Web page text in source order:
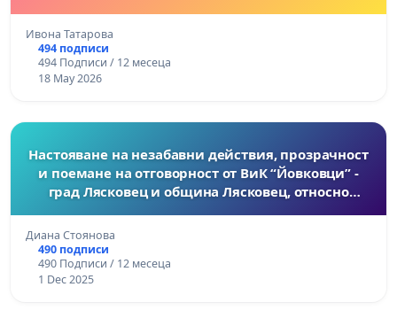
Ивона Татарова
494 подписи
494 Подписи / 12 месеца
18 May 2026
Настояване на незабавни действия, прозрачност
и поемане на отговорност от ВиК “Йовковци” -
град Лясковец и община Лясковец, относно
Диана Стоянова
490 подписи
490 Подписи / 12 месеца
1 Dec 2025